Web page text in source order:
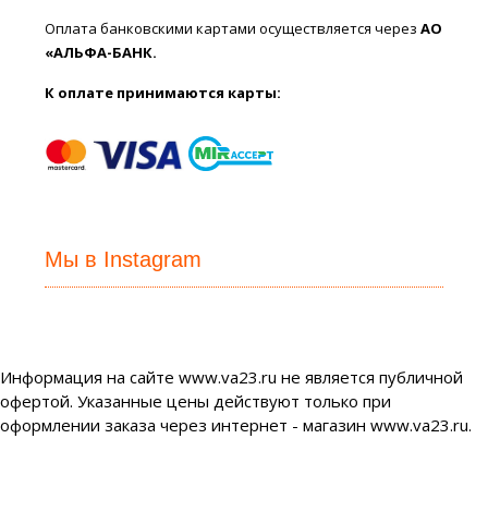
Оплата банковскими картами осуществляется черезАО
«АЛЬФА-БАНК.
К оплате принимаются карты:
Мы в Instagram
Информация на сайте www.va23.ru не является публичной
офертой. Указанные цены действуют только при
оформлении заказа через интернет - магазин www.va23.ru.